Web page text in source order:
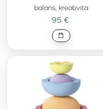
balans, kreativita
95 €